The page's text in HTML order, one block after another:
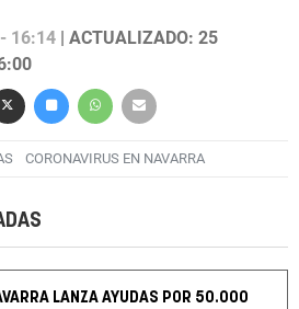
16:14 | ACTUALIZADO: 25
CORONAVIRUS EN NAVARRA
LANZA AYUDAS POR 50.000